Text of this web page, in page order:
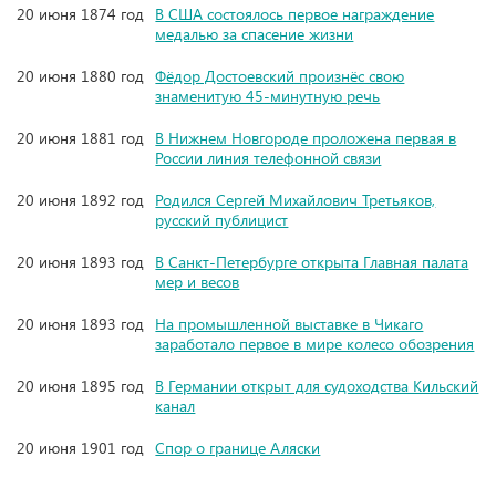
20 июня 1874 год В США состоялось первое награждение
медалью за спасение жизни
20 июня 1880 год Фёдор Достоевский произнёс свою
знаменитую 45-минутную речь
20 июня 1881 год В Нижнем Новгороде проложена первая в
России линия телефонной связи
20 июня 1892 год Родился Сергей Михайлович Третьяков,
русский публицист
20 июня 1893 год В Санкт-Петербурге открыта Главная палата
мер и весов
20 июня 1893 год На промышленной выставке в Чикаго
заработало первое в мире колесо обозрения
20 июня 1895 год В Германии открыт для судоходства Кильский
канал
20 июня 1901 год Спор о границе Аляски